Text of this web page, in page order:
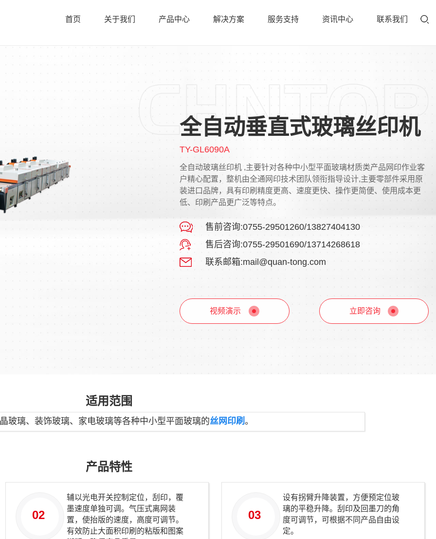
首页 关于我们 产品中心 解决方案 服务支持 资讯中心 联系我们
全自动垂直式玻璃丝印机
TY-GL6090A
全自动玻璃丝印机 ,主要针对各种中小型平面玻璃材质类产品网印作业客
户精心配置，整机由全通网印技术团队领衔指导设计,主要零部件采用原
装进口品牌，具有印刷精度更高、速度更快、操作更简便、使用成本更
低、印刷产品更广泛等特点。
售前咨询:0755-29501260/13827404130
售后咨询:0755-29501690/13714268618
联系邮箱:mail@quan-tong.com
视频演示 立即咨询
适用范围
玻璃、装饰玻璃、家电玻璃等各种中小型平面玻璃的丝网印刷 。
产品特性
02
辅以光电开关控制定位，刮印，覆
墨速度单独可调。气压式离网装
置，使抬版的速度，高度可调节。
有效防止大面积印刷的粘版和图案
03
设有拐臂升降装置，方便预定位玻
璃的平稳升降。刮印及回墨刀的角
度可调节，可根据不同产品自由设
定。